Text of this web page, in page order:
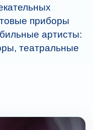
приборы
артисты:
театральные